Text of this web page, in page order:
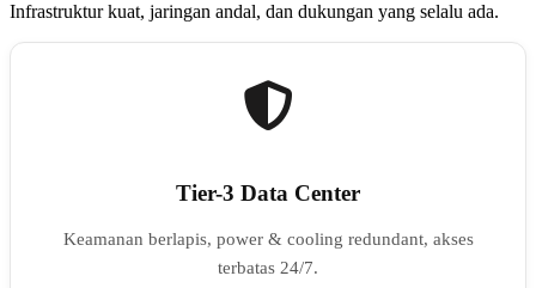
Infrastruktur kuat, jaringan andal, dan dukungan yang selalu ada.
Tier-3 Data Center
Keamanan berlapis, power & cooling redundant, akses
terbatas 24/7.